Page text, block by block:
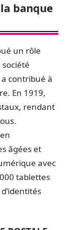
banque
un rôle
contribué à
En 1919,
rendant
âgées et
avec
tablettes